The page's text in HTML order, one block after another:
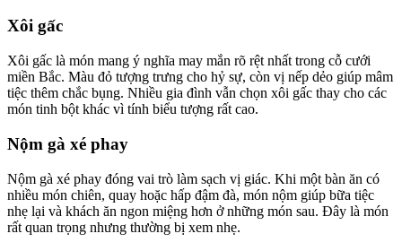
Xôi gấc
Xôi gấc là món mang ý nghĩa may mắn rõ rệt nhất trong cỗ cưới
miền Bắc. Màu đỏ tượng trưng cho hỷ sự, còn vị nếp dẻo giúp mâm
tiệc thêm chắc bụng. Nhiều gia đình vẫn chọn xôi gấc thay cho các
món tinh bột khác vì tính biểu tượng rất cao.
Nộm gà xé phay
Nộm gà xé phay đóng vai trò làm sạch vị giác. Khi một bàn ăn có
nhiều món chiên, quay hoặc hấp đậm đà, món nộm giúp bữa tiệc
nhẹ lại và khách ăn ngon miệng hơn ở những món sau. Đây là món
rất quan trọng nhưng thường bị xem nhẹ.